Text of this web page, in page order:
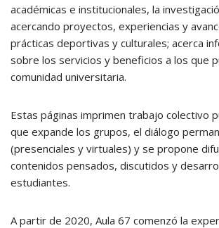
académicas e institucionales, la
acercando proyectos, experiencias y
prácticas deportivas y culturales; acerca
sobre los servicios y beneficios a los que
comunidad universitaria.
Estas páginas imprimen trabajo colectivo
que expande los grupos, el diálogo
(presenciales y virtuales) y se propone
contenidos pensados, discutidos y
estudiantes.
A partir de 2020, Aula 67 comenzó la